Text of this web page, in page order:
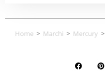
Home > Marchi > Mercury >